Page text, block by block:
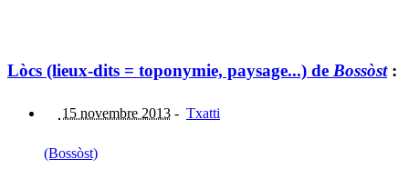
Lòcs (lieux-dits = toponymie, paysage...) de Bossòst:
15 novembre 2013 - Txatti
(Bossòst)